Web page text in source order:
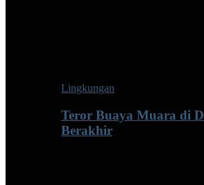
Lingkungan
Teror Buaya Muara di
Berakhir